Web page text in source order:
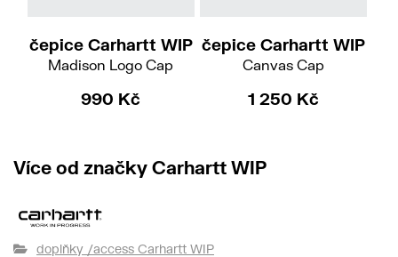
čepice Carhartt WIP
Madison Logo Cap
990 Kč
čepice Carhartt WIP
Canvas Cap
1 250 Kč
Více od značky Carhartt WIP
doplňky /access Carhartt WIP